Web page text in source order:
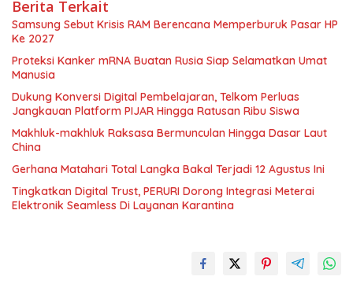
Berita Terkait
Samsung Sebut Krisis RAM Berencana Memperburuk Pasar HP
Ke 2027
Proteksi Kanker mRNA Buatan Rusia Siap Selamatkan Umat
Manusia
Dukung Konversi Digital Pembelajaran, Telkom Perluas
Jangkauan Platform PIJAR Hingga Ratusan Ribu Siswa
Makhluk-makhluk Raksasa Bermunculan Hingga Dasar Laut
China
Gerhana Matahari Total Langka Bakal Terjadi 12 Agustus Ini
Tingkatkan Digital Trust, PERURI Dorong Integrasi Meterai
Elektronik Seamless Di Layanan Karantina